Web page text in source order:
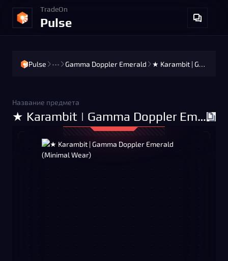
TradeOn
Pulse
Pulse ••• Gamma Doppler Emerald ★ Karambit | Gamma Doppler Emerald (Minimal Wear)
Название предмета
★ Karambit | Gamma Doppler Emerald (Minimal Wear)